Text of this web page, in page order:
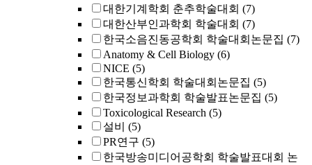
대한기계학회 춘추학술대회 (7)
대한산부인과학회 학술대회 (7)
한국소음진동공학회 학술대회논문집 (7)
Anatomy & Cell Biology (6)
NICE (5)
한국통신학회 학술대회논문집 (5)
한국정보과학회 학술발표논문집 (5)
Toxicological Research (5)
설비
(5)
PR연구 (5)
한국방송미디어공학회 학술발표대회 논